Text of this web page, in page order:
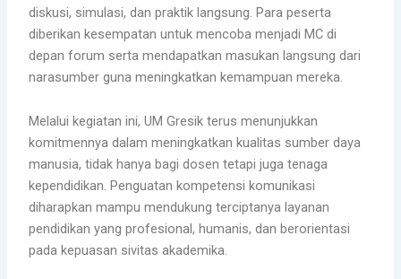
diskusi, simulasi, dan praktik langsung. Para peserta
diberikan kesempatan untuk mencoba menjadi MC di
depan forum serta mendapatkan masukan langsung dari
narasumber guna meningkatkan kemampuan mereka.
Melalui kegiatan ini, UM Gresik terus menunjukkan
komitmennya dalam meningkatkan kualitas sumber daya
manusia, tidak hanya bagi dosen tetapi juga tenaga
kependidikan. Penguatan kompetensi komunikasi
diharapkan mampu mendukung terciptanya layanan
pendidikan yang profesional, humanis, dan berorientasi
pada kepuasan sivitas akademika.